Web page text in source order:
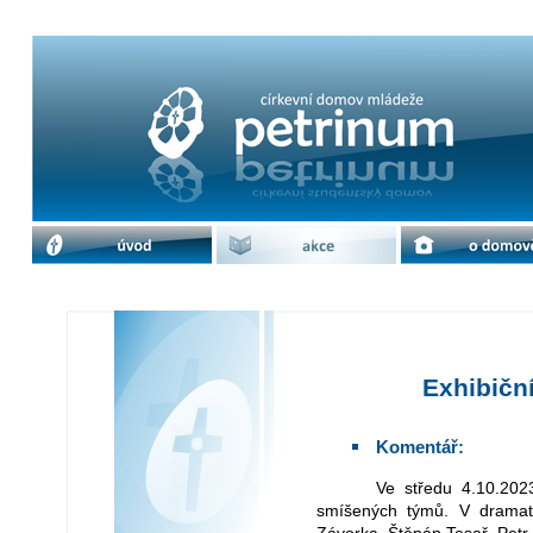
Exhibiční utkání ve volejbale | cdm
Komentář:
Ve středu 4.10.2023 se uskutečnilo tradiční volejbalové utkání
smíšených týmů. V
úvod akce o domově